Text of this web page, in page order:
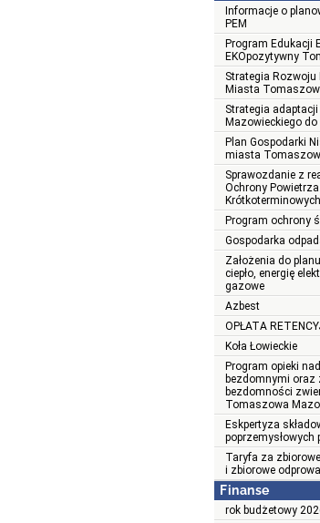
Informacje o
PEM
Program Edukacji
EKOpozytywny
Strategia
Miasta
Strategia
Mazowieckiego
Plan Gospodarki
miasta
Sprawozdanie z
Ochrony
Program ochrony
Gospodarka
Założenia do
ciepło, energię
gazowe
Azbest
OPŁATA
Koła Łowieckie
Program opieki
bezdomnymi oraz
bezdomności
Tomaszowa
Eskpertyza
poprzemysłowych
Taryfa za
i zbiorowe
Finanse
rok budżetowy